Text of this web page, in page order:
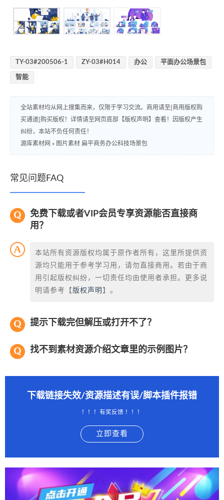
TY-03#200506-1 ZY-03#H014 办公 平面办公场景包
智能
全站素材均从网上搜集而来，仅限于学习交流。商用请至[商用版权购
买通道]购买版权！详情请至网页底部【版权声明】查看！因版权产生
纠纷，本站不负任何责任！
源库素材网 » 图片素材 扁平商务办公科技场景包
常见问题FAQ
免费下载或者VIP会员专享资源能否直接商
用？
本站所有资源版权均属于原作者所有，这里所提供资
源均只能用于参考学习用，请勿直接商用。若由于商
用引起版权纠纷，一切责任均由使用者承担。更多说
明请参考【 版权声明 】。
提示下载完但解压或打开不了？
找不到素材资源介绍文章里的示例图片？
下载链接失效/资源描述有误/脚本插件报错
！！！有奖反馈 ！！！
立即查看